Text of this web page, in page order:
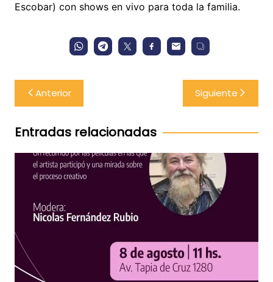
Escobar) con shows en vivo para toda la familia.
Navegación
de
entradas
Anterior Siguiente
Entradas relacionadas